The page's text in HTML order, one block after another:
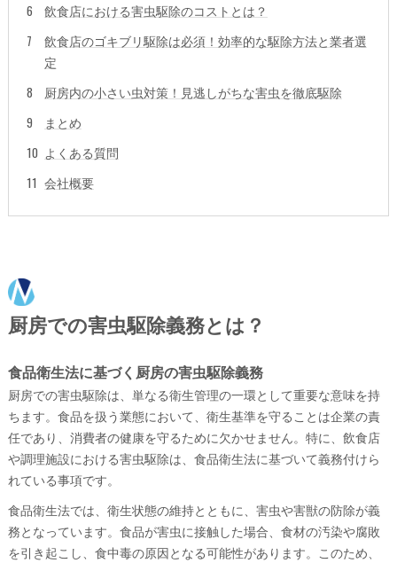
飲食店における害虫駆除のコストとは？
飲食店のゴキブリ駆除は必須！効率的な駆除方法と業者選
定
厨房内の小さい虫対策！見逃しがちな害虫を徹底駆除
まとめ
よくある質問
会社概要
厨房での害虫駆除義務とは？
食品衛生法に基づく厨房の害虫駆除義務
厨房での害虫駆除は、単なる衛生管理の一環として重要な意味を持
ちます。食品を扱う業態において、衛生基準を守ることは企業の責
任であり、消費者の健康を守るために欠かせません。特に、飲食店
や調理施設における害虫駆除は、食品衛生法に基づいて義務付けら
れている事項です。
食品衛生法では、衛生状態の維持とともに、害虫や害獣の防除が義
務となっています。食品が害虫に接触した場合、食材の汚染や腐敗
を引き起こし、食中毒の原因となる可能性があります。このため、